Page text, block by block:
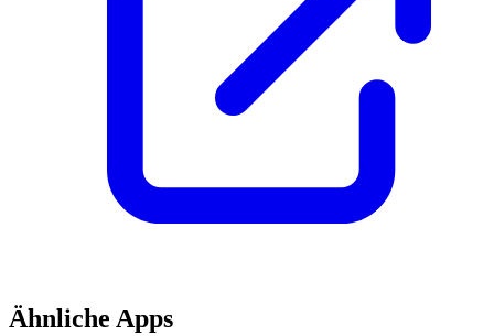
Ähnliche Apps